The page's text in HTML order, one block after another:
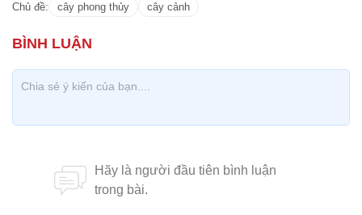
Chủ đề: cây phong thủy cây cảnh